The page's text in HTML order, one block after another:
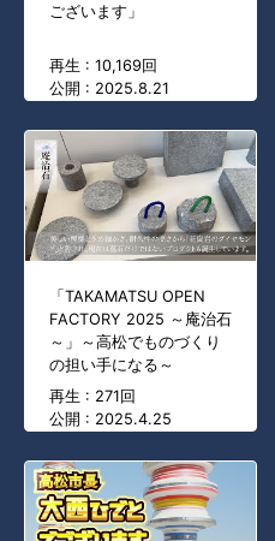
ございます」
再生 : 10,169回
公開 : 2025.8.21
「TAKAMATSU OPEN
FACTORY 2025 ～庵治石
～」～高松でものづくり
の担い手になる～
再生 : 271回
公開 : 2025.4.25